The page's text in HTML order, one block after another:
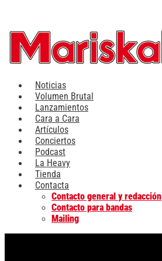
contenido
Noticias
Volumen Brutal
Lanzamientos
Cara a Cara
Artículos
Conciertos
Podcast
La Heavy
Tienda
Contacta
Contacto general y redacción
Contacto para bandas
Mailing